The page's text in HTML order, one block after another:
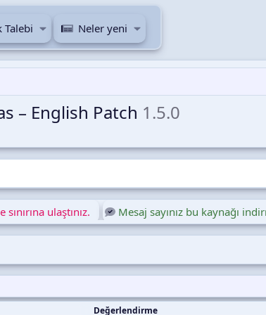
Talebi Neler yeni
– English Patch 1.5.0
ulaştınız. Mesaj sayınız bu kaynağı
Değerlendirme